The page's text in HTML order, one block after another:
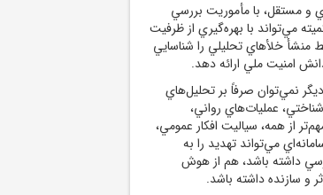
و مستقل، با مأموريت بررسي
مي‌تواند با بهره‌گيري از ظرفيت
منشأ خلأهاي تحليلي را شناسايي
امنيت ملي ارائه دهد.
نمي‌توان صرفاً بر تحليل‌هاي
عمليات‌هاي رواني،
از همه، سياليت افکار عمومي،
مي‌تواند تهديد را به
داشته باشد، هم از هوش
و سازنده داشته باشد.